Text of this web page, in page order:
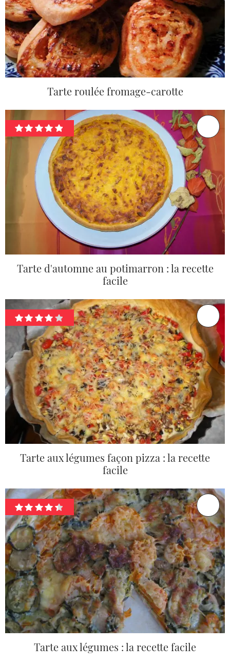
Tarte roulée fromage-carotte
Tarte d'automne au potimarron : la recette
facile
Tarte aux légumes façon pizza : la recette
facile
Tarte aux légumes : la recette facile